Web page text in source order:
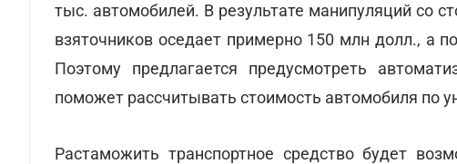
тыс. автомобилей. В результате манипуляций со
взяточников оседает примерно 150 млн долл., а
Поэтому предлагается предусмотреть
поможет рассчитывать стоимость автомобиля по
Растаможить транспортное средство будет